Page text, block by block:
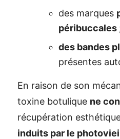
des marques
péribuccales
des bandes
présentes
En raison de son
toxine botulique ne
récupération
induits par le